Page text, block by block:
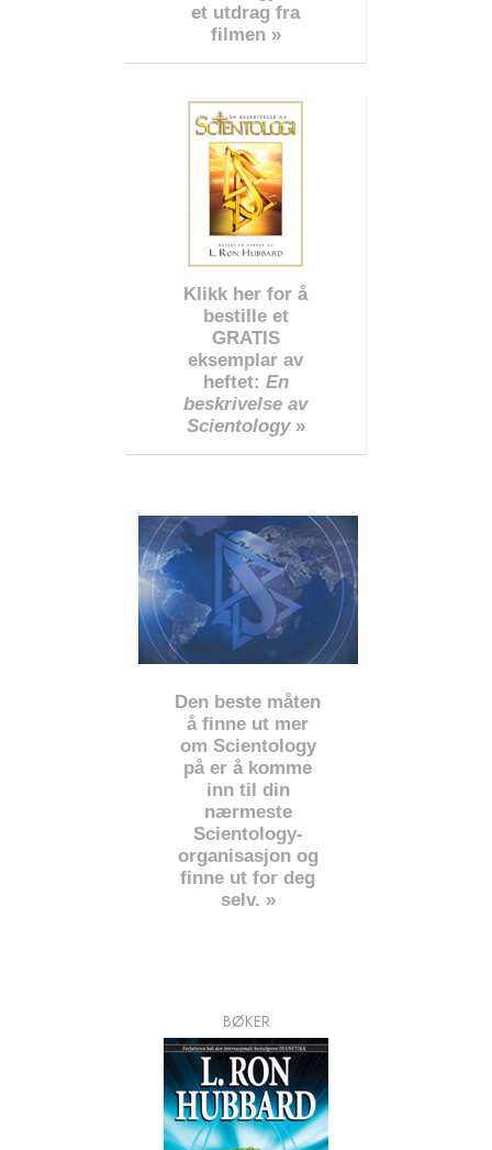
et utdrag fra
filmen »
Klikk her for å
bestille et
GRATIS
eksemplar av
heftet: En
beskrivelse av
Scientology»
Den beste måten
å finne ut mer
om Scientology
på er å komme
inn til din
nærmeste
Scientology-
organisasjon og
finne ut for deg
selv. »
BØKER